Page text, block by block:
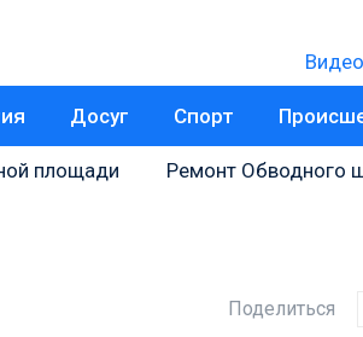
Видео
Досуг Спорт
площади Ремонт Обводного
Поделиться